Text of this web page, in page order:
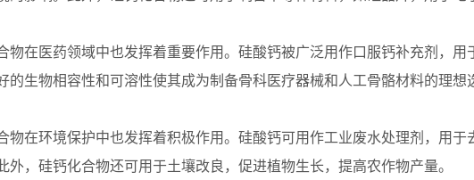
在医药领域中也发挥着重要作用。硅酸钙被广泛用作口服钙补充剂，用
的生物相容性和可溶性使其成为制备骨科医疗器械和人工骨骼材料的理想
在环境保护中也发挥着积极作用。硅酸钙可用作工业废水处理剂，用于
外，硅钙化合物还可用于土壤改良，促进植物生长，提高农作物产量。